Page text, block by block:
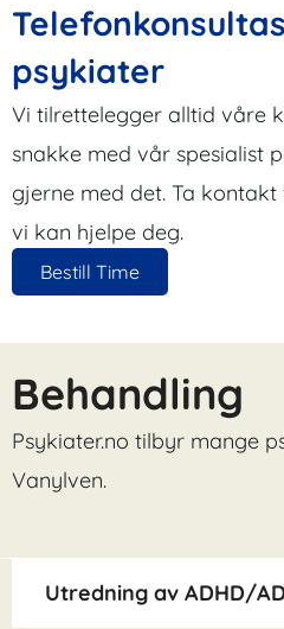
psykiater
Vi tilrettelegger alltid våre
snakke med vår spesialist
gjerne med det. Ta
vi kan hjelpe deg.
Bestill Time
Behandling
Psykiater.no tilbyr mange
Vanylven.
Utredning av ADHD/